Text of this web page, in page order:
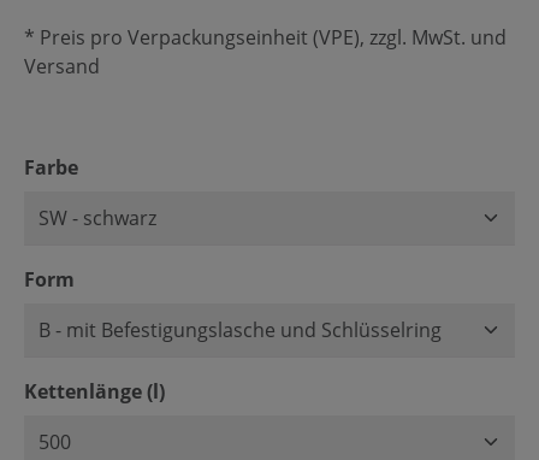
* Preis pro Verpackungseinheit (VPE), zzgl. MwSt. und
Versand
Farbeauswählen
Form
Kettenlänge (l)auswählen